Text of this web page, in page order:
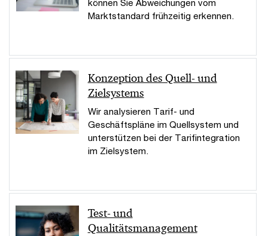
können Sie Abweichungen vom
Marktstandard frühzeitig erkennen.
Konzeption des Quell- und
Zielsystems
Wir analysieren Tarif- und
Geschäftspläne im Quellsystem und
unterstützen bei der Tarifintegration
im Zielsystem.
Test- und
Qualitätsmanagement